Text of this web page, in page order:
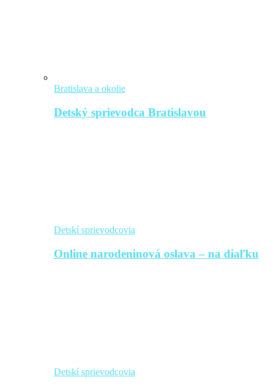
Bratislava a okolie
Detský sprievodca Bratislavou
Detskí sprievodcovia
Online narodeninová oslava – na diaľku
Detskí sprievodcovia